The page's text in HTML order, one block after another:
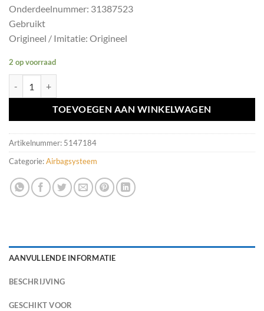
Onderdeelnummer: 31387523
Gebruikt
Origineel / Imitatie: Origineel
2 op voorraad
TOEVOEGEN AAN WINKELWAGEN
Artikelnummer: 5147184
Categorie:Airbagsysteem
AANVULLENDE INFORMATIE
BESCHRIJVING
GESCHIKT VOOR